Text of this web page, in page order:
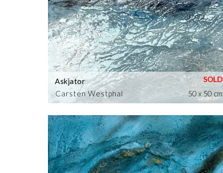
Carsten Westphal
Askjator
50 x 50 cm